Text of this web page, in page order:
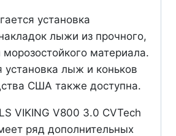
установка
лыжи из прочного,
морозостойкого материала.
установка лыж и коньков
США также доступна.
VIKING V800 3.0 CVTech
ряд дополнительных